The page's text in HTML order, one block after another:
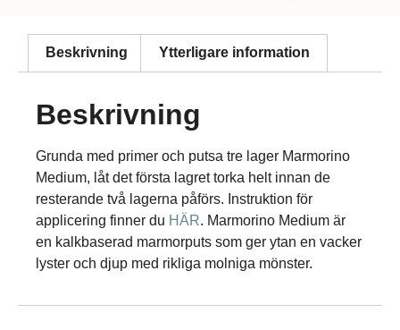
Beskrivning Ytterligare information
Beskrivning
Grunda med primer och putsa tre lager Marmorino
Medium, låt det första lagret torka helt innan de
resterande två lagerna påförs. Instruktion för
applicering finner du HÄR. Marmorino Medium är
en kalkbaserad marmorputs som ger ytan en vacker
lyster och djup med rikliga molniga mönster.